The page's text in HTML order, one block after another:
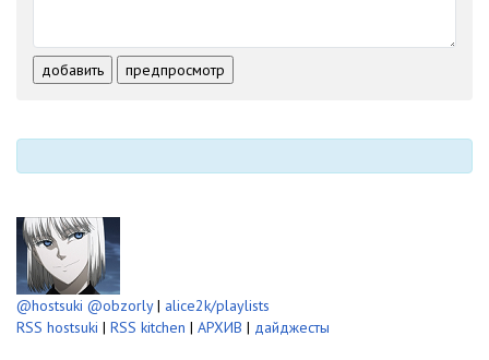
-
-
-
добавить предпросмотр
@hostsuki @obzorly| alice2k/playlists
RSS hostsuki | RSS kitchen | АРХИВ | дайджесты